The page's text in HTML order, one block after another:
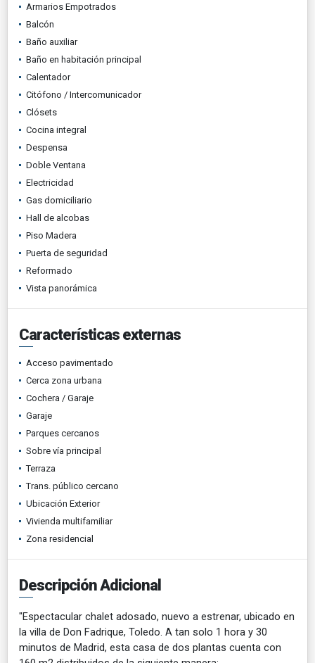
Armarios Empotrados
Balcón
Baño auxiliar
Baño en habitación principal
Calentador
Citófono / Intercomunicador
Clósets
Cocina integral
Despensa
Doble Ventana
Electricidad
Gas domiciliario
Hall de alcobas
Piso Madera
Puerta de seguridad
Reformado
Vista panorámica
Características externas
Acceso pavimentado
Cerca zona urbana
Cochera / Garaje
Garaje
Parques cercanos
Sobre vía principal
Terraza
Trans. público cercano
Ubicación Exterior
Vivienda multifamiliar
Zona residencial
Descripción Adicional
"Espectacular chalet adosado, nuevo a estrenar, ubicado en
la villa de Don Fadrique, Toledo. A tan solo 1 hora y 30
minutos de Madrid, esta casa de dos plantas cuenta con